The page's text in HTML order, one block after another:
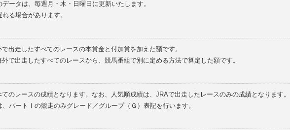
ータは、毎週月・木・日曜日に更新いたします。
る場合があります。
出走したすべてのレースの本賞金と付加賞を加えた額です。
で出走したすべてのレースから、競馬番組で別に定める方法で算定した額です。
のレースの成績となります。なお、人気順成績は、JRAで出走したレースのみの成績となります。
パートⅠの競走のみグレード／グループ（Ｇ）表記を行います。